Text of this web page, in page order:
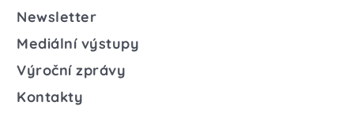
Newsletter
Mediální výstupy
Výroční zprávy
Kontakty